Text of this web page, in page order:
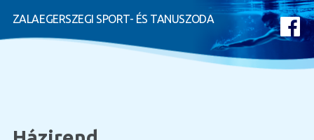
ZALAEGERSZEGI SPORT- ÉS TANUSZODA